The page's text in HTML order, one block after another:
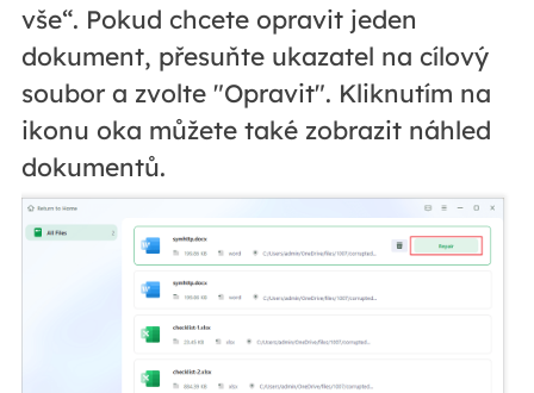
vše“. Pokud chcete opravit jeden
dokument, přesuňte ukazatel na cílový
soubor a zvolte "Opravit". Kliknutím na
ikonu oka můžete také zobrazit náhled
dokumentů.